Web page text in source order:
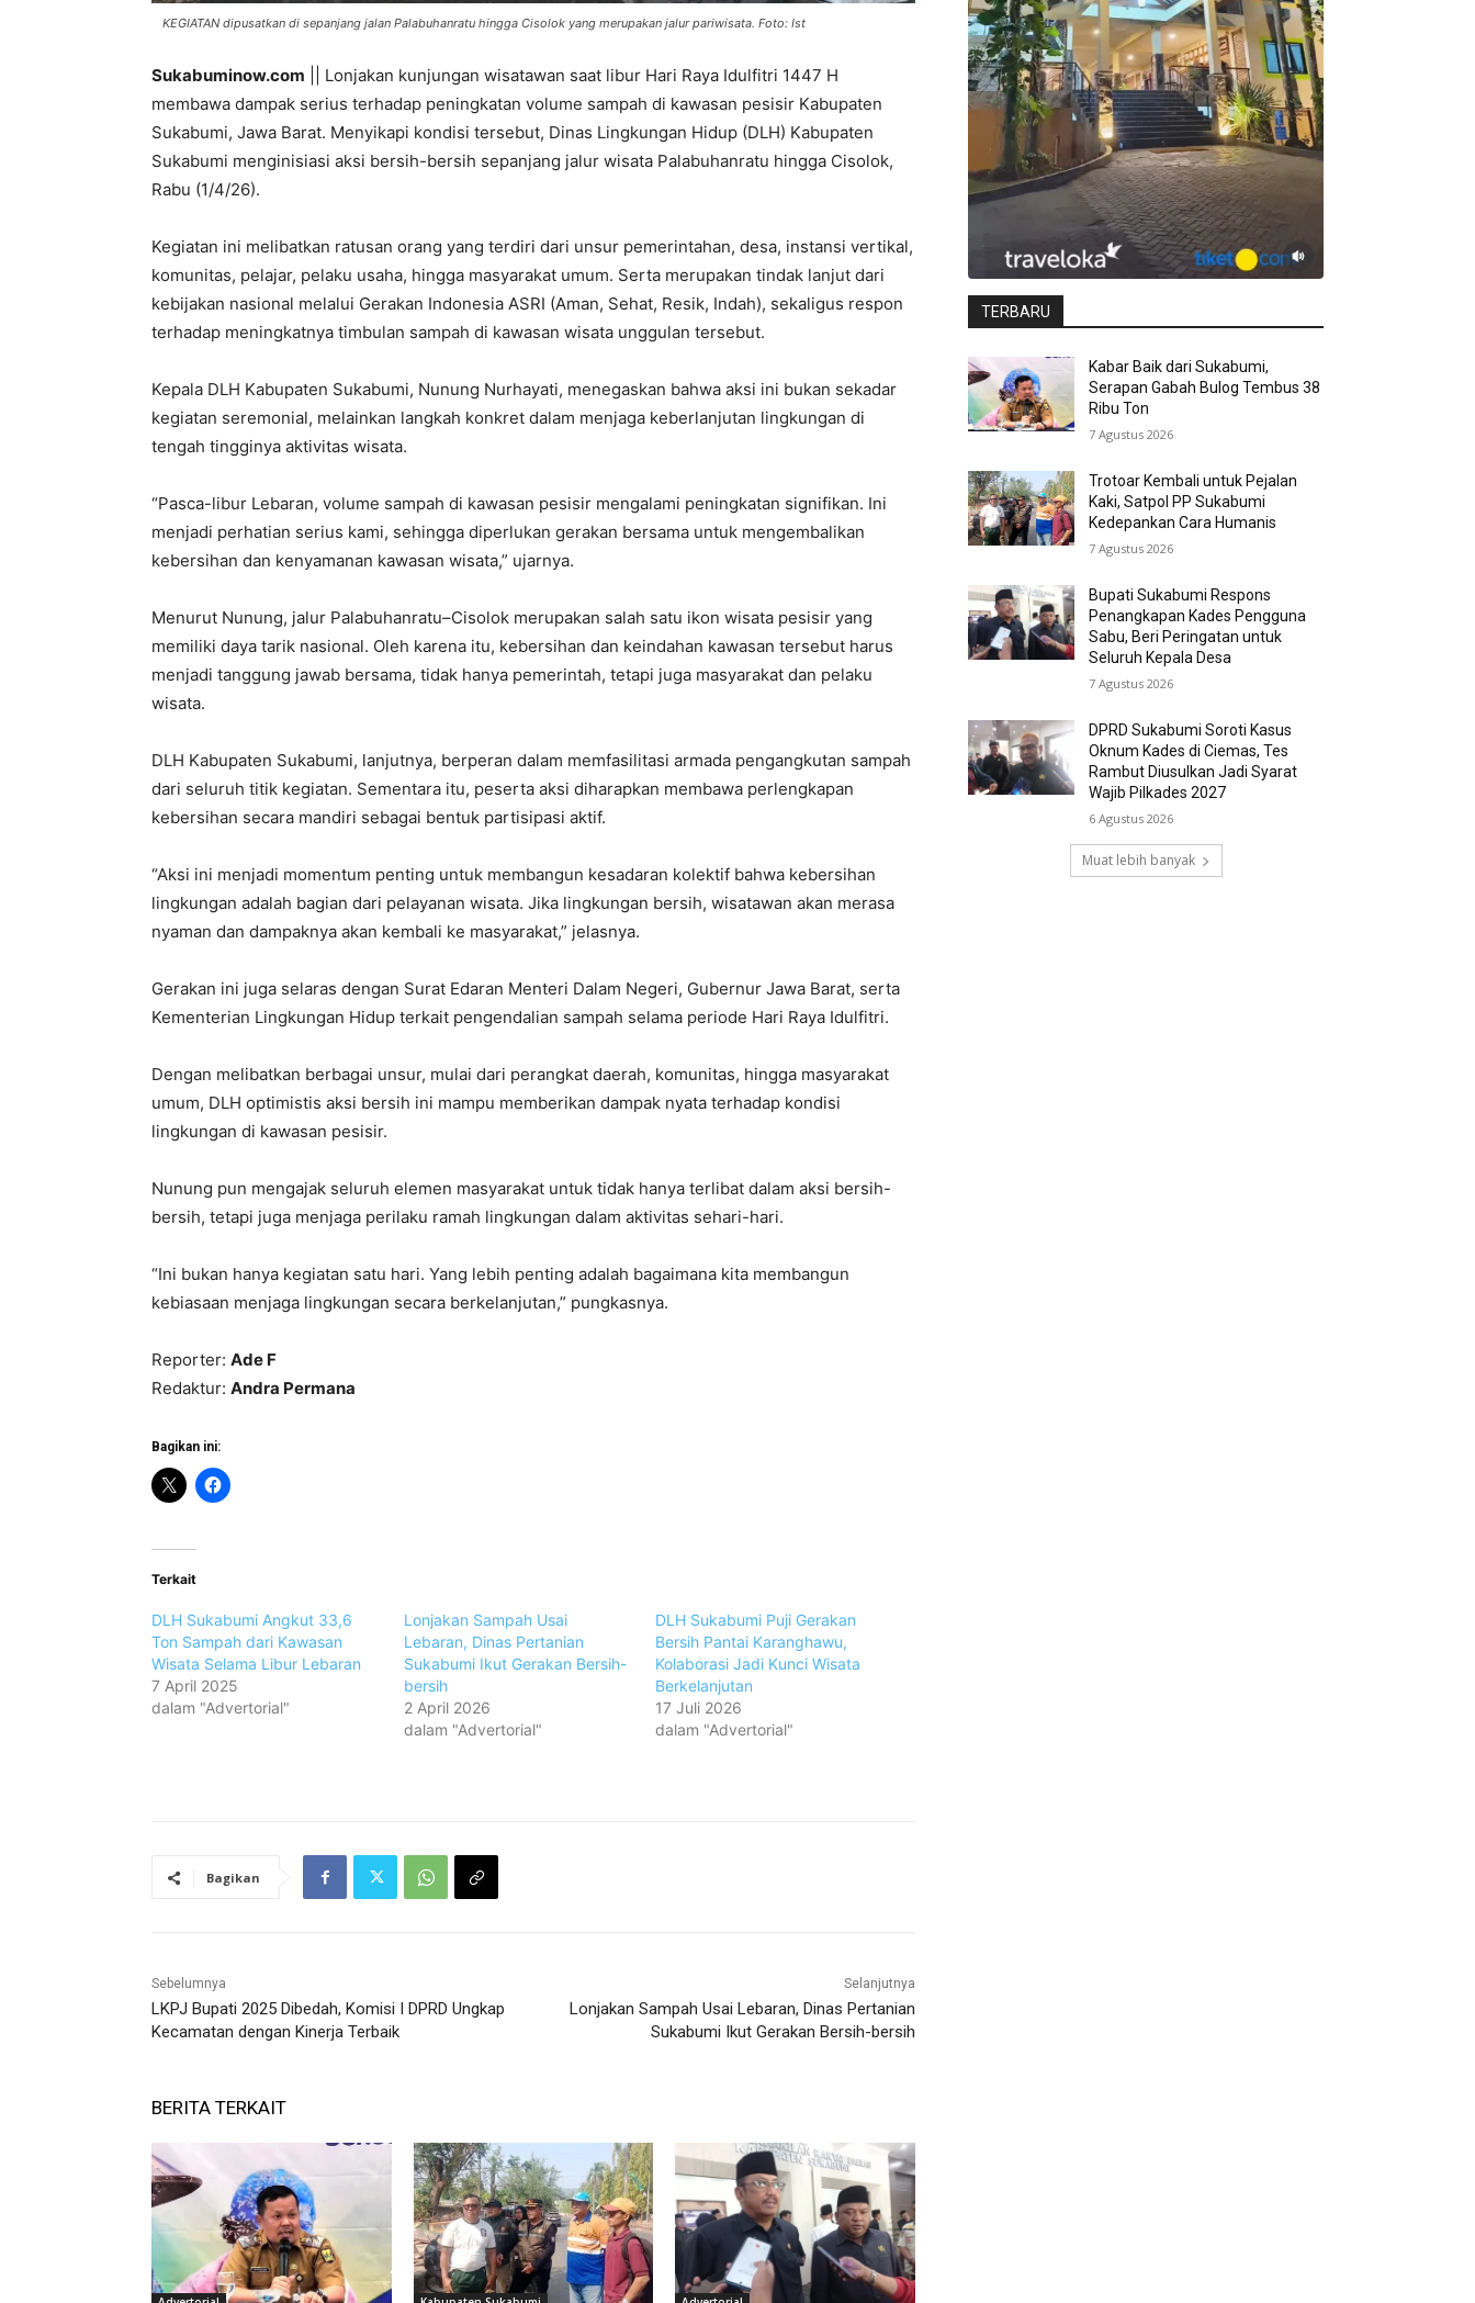
KEGIATAN dipusatkan di sepanjang jalan Palabuhanratu hingga Cisolok yang merupakan jalur pariwisata. Foto: Ist
Sukabuminow.com || Lonjakan kunjungan wisatawan saat libur Hari Raya Idulfitri 1447 H
membawa dampak serius terhadap peningkatan volume sampah di kawasan pesisir Kabupaten
Sukabumi, Jawa Barat. Menyikapi kondisi tersebut, Dinas Lingkungan Hidup (DLH) Kabupaten
Sukabumi menginisiasi aksi bersih-bersih sepanjang jalur wisata Palabuhanratu hingga Cisolok,
Rabu (1/4/26).
Kegiatan ini melibatkan ratusan orang yang terdiri dari unsur pemerintahan, desa, instansi vertikal,
komunitas, pelajar, pelaku usaha, hingga masyarakat umum. Serta merupakan tindak lanjut dari
kebijakan nasional melalui Gerakan Indonesia ASRI (Aman, Sehat, Resik, Indah), sekaligus respon
terhadap meningkatnya timbulan sampah di kawasan wisata unggulan tersebut.
Kepala DLH Kabupaten Sukabumi, Nunung Nurhayati, menegaskan bahwa aksi ini bukan sekadar
kegiatan seremonial, melainkan langkah konkret dalam menjaga keberlanjutan lingkungan di
tengah tingginya aktivitas wisata.
“Pasca-libur Lebaran, volume sampah di kawasan pesisir mengalami peningkatan signifikan. Ini
menjadi perhatian serius kami, sehingga diperlukan gerakan bersama untuk mengembalikan
kebersihan dan kenyamanan kawasan wisata,” ujarnya.
Menurut Nunung, jalur Palabuhanratu–Cisolok merupakan salah satu ikon wisata pesisir yang
memiliki daya tarik nasional. Oleh karena itu, kebersihan dan keindahan kawasan tersebut harus
menjadi tanggung jawab bersama, tidak hanya pemerintah, tetapi juga masyarakat dan pelaku
wisata.
DLH Kabupaten Sukabumi, lanjutnya, berperan dalam memfasilitasi armada pengangkutan sampah
dari seluruh titik kegiatan. Sementara itu, peserta aksi diharapkan membawa perlengkapan
kebersihan secara mandiri sebagai bentuk partisipasi aktif.
“Aksi ini menjadi momentum penting untuk membangun kesadaran kolektif bahwa kebersihan
lingkungan adalah bagian dari pelayanan wisata. Jika lingkungan bersih, wisatawan akan merasa
nyaman dan dampaknya akan kembali ke masyarakat,” jelasnya.
Gerakan ini juga selaras dengan Surat Edaran Menteri Dalam Negeri, Gubernur Jawa Barat, serta
Kementerian Lingkungan Hidup terkait pengendalian sampah selama periode Hari Raya Idulfitri.
Dengan melibatkan berbagai unsur, mulai dari perangkat daerah, komunitas, hingga masyarakat
umum, DLH optimistis aksi bersih ini mampu memberikan dampak nyata terhadap kondisi
lingkungan di kawasan pesisir.
Nunung pun mengajak seluruh elemen masyarakat untuk tidak hanya terlibat dalam aksi bersih-
bersih, tetapi juga menjaga perilaku ramah lingkungan dalam aktivitas sehari-hari.
“Ini bukan hanya kegiatan satu hari. Yang lebih penting adalah bagaimana kita membangun
kebiasaan menjaga lingkungan secara berkelanjutan,” pungkasnya.
Reporter: Ade F
Redaktur: Andra Permana
Bagikan ini:
Terkait
DLH Sukabumi Angkut 33,6
Ton Sampah dari Kawasan
Wisata Selama Libur Lebaran
7 April 2025
dalam "Advertorial"
Lonjakan Sampah Usai
Lebaran, Dinas Pertanian
Sukabumi Ikut Gerakan Bersih-
bersih
2 April 2026
dalam "Advertorial"
DLH Sukabumi Puji Gerakan
Bersih Pantai Karanghawu,
Kolaborasi Jadi Kunci Wisata
Berkelanjutan
17 Juli 2026
dalam "Advertorial"
Bagikan
Sebelumnya
LKPJ Bupati 2025 Dibedah, Komisi I DPRD Ungkap
Kecamatan dengan Kinerja Terbaik
Selanjutnya
Lonjakan Sampah Usai Lebaran, Dinas Pertanian
Sukabumi Ikut Gerakan Bersih-bersih
BERITA TERKAIT
TERBARU
Kabar Baik dari Sukabumi,
Serapan Gabah Bulog Tembus 38
Ribu Ton
7 Agustus 2026
Trotoar Kembali untuk Pejalan
Kaki, Satpol PP Sukabumi
Kedepankan Cara Humanis
7 Agustus 2026
Bupati Sukabumi Respons
Penangkapan Kades Pengguna
Sabu, Beri Peringatan untuk
Seluruh Kepala Desa
7 Agustus 2026
DPRD Sukabumi Soroti Kasus
Oknum Kades di Ciemas, Tes
Rambut Diusulkan Jadi Syarat
Wajib Pilkades 2027
6 Agustus 2026
Muat lebih banyak